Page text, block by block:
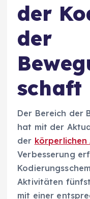
der
der
schaft
Der Bereich der
hat mit der
der
Verbesserung
Aktivitäten
mit einer